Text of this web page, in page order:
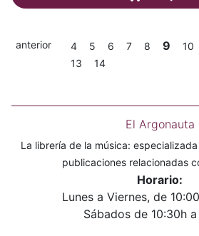
anterior 4 5 6 7 8 9 10
13
14
El Argonauta
La librería de la música:
publicaciones relacionadas
Horario:
Lunes a Viernes, de
Sábados de 10:30h